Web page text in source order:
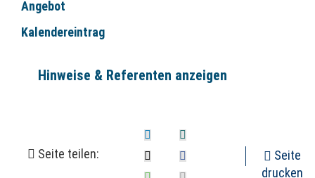
Angebot
Kalendereintrag
Hinweise & Referenten anzeigen
Seite teilen:
Seite
drucken